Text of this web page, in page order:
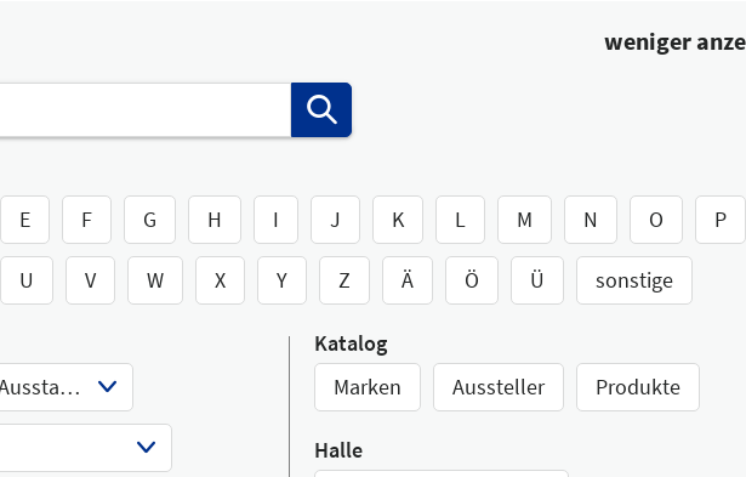
E F G H I J K L M N O P
U V W X Y Z Ä Ö Ü sonstige
Werkstatteinrichtung und Ausstattung
Katalog
Marken
Aussteller Produkte
Halle